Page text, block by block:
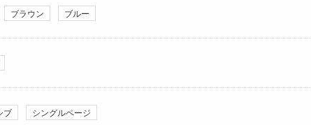
ブラウン ブルー
ブ シングルページ